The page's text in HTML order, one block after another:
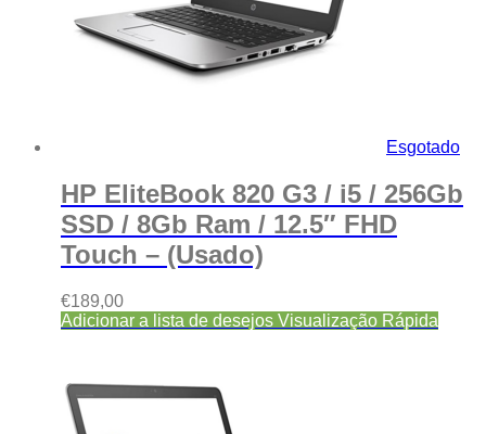
Esgotado
HP EliteBook 820 G3 / i5 / 256Gb
SSD / 8Gb Ram / 12.5″ FHD
Touch – (Usado)
€189,00
Adicionar a lista de desejos Visualização Rápida